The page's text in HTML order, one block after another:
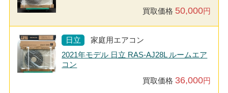
買取価格 50,000円
日立
家庭用エアコン
2021年モデル 日立 RAS-AJ28L ルームエア
コン
買取価格 36,000円